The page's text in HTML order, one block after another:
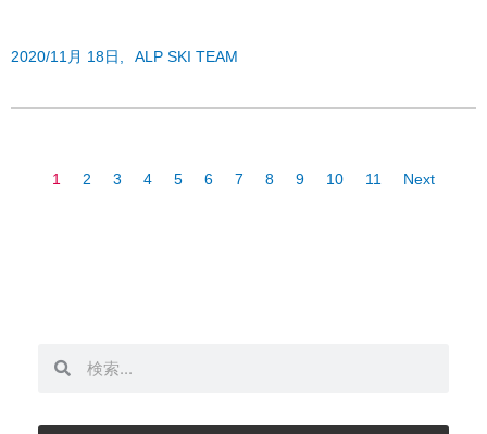
2020/11月 18日, ALP SKI TEAM
1 2 3 4 5 6 7 8 9 10 11 Next
索